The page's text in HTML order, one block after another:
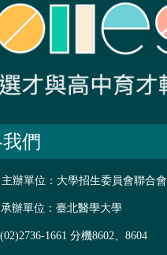
們
主辦單位：大學招生委員會聯合會
承辦單位：臺北醫學大學
(02)2736-1661 分機8602、8604